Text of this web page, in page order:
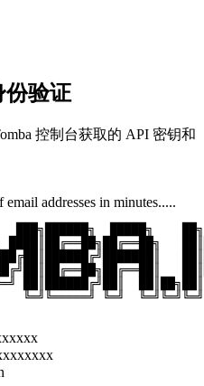
份验证
控制台获取的 API 密钥和
addresses in minutes.....
███╗██████╗  █████╗
████║██╔══██╗██╔══██╗
██║██████╔╝██║
╚═╝╚═════╝ ╚═╝